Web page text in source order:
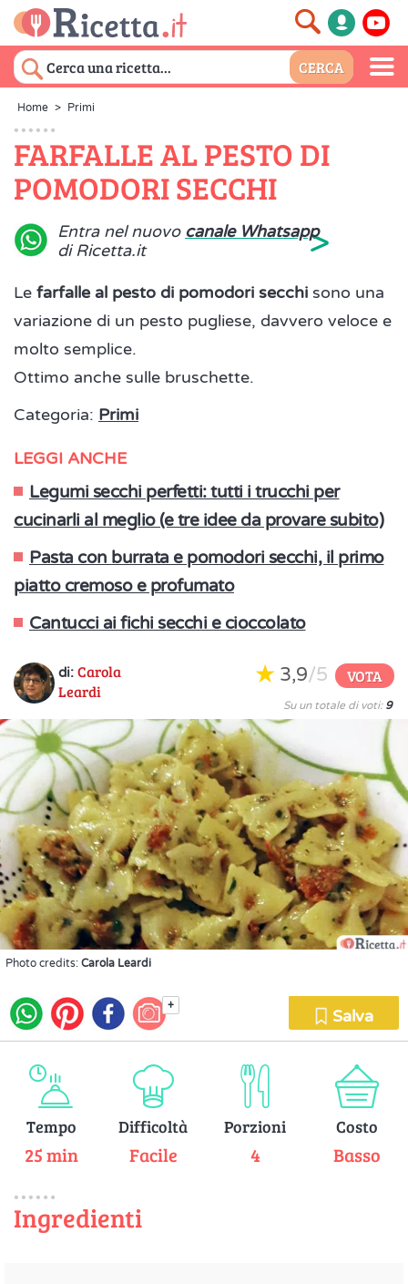
Home > Primi
FARFALLE AL PESTO DI
POMODORI SECCHI
Entra nel nuovo canale Whatsapp
di Ricetta.it
>
Le farfalle al pesto di pomodori secchi sono una
variazione di un pesto pugliese, davvero veloce e
molto semplice.
Ottimo anche sulle bruschette.
Categoria: Primi
LEGGI ANCHE
Legumi secchi perfetti: tutti i trucchi per
cucinarli al meglio (e tre idee da provare subito)
Pasta con burrata e pomodori secchi, il primo
piatto cremoso e profumato
Cantucci ai fichi secchi e cioccolato
di: Carola
Leardi
3,9/5 VOTA
Su un totale di voti: 9
Photo credits: Carola Leardi
+
Salva
Tempo
25 min
Difficoltà
Facile
Porzioni
4
Costo
Basso
Ingredienti